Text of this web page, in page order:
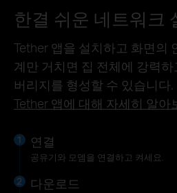
한결 쉬운 네트워크
Tether 앱을 설치하고 화면의
계만 거치면 집 전체에 강력
버리지를 형성할 수 있습니다.
Tether 앱에 대해 자세히 알아
연결
공유기와 모뎀을 연결하고 켜세요.
다운로드